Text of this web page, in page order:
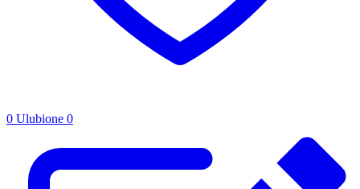
0 Ulubione 0